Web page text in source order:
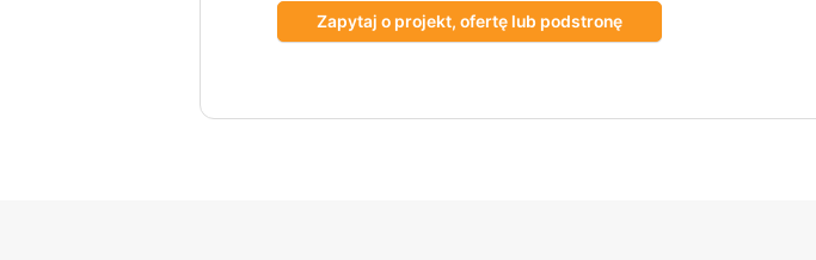
Zapytaj o projekt, ofertę lub podstronę